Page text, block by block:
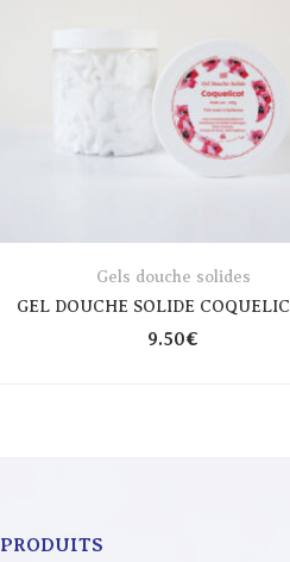
Gels douche solides
9.50€
PRODUITS